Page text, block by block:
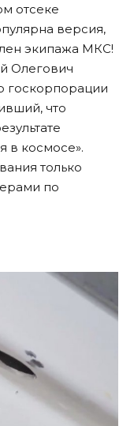
отсеке
версия,
экипажа МКС!
Олегович
госкорпорации
что
в космосе».
только
по